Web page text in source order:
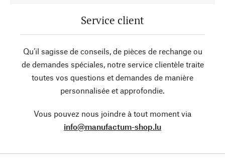
Service client
Qu’il sagisse de conseils, de pièces de rechange ou
de demandes spéciales, notre service clientèle traite
toutes vos questions et demandes de manière
personnalisée et approfondie.
Vous pouvez nous joindre à tout moment via
info@manufactum-shop.lu